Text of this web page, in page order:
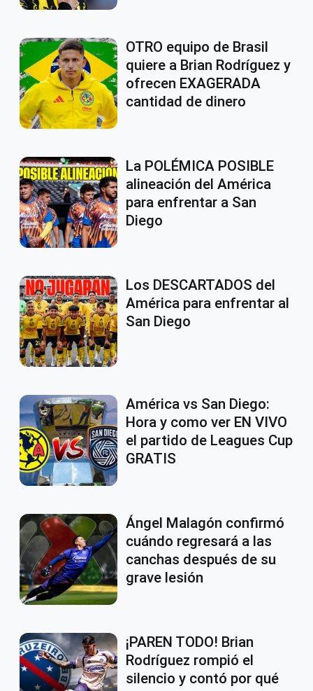
OTRO equipo de Brasil
quiere a Brian Rodríguez y
ofrecen EXAGERADA
cantidad de dinero
La POLÉMICA POSIBLE
alineación del América
para enfrentar a San
Diego
Los DESCARTADOS del
América para enfrentar al
San Diego
América vs San Diego:
Hora y como ver EN VIVO
el partido de Leagues Cup
GRATIS
Ángel Malagón confirmó
cuándo regresará a las
canchas después de su
grave lesión
¡PAREN TODO! Brian
Rodríguez rompió el
silencio y contó por qué